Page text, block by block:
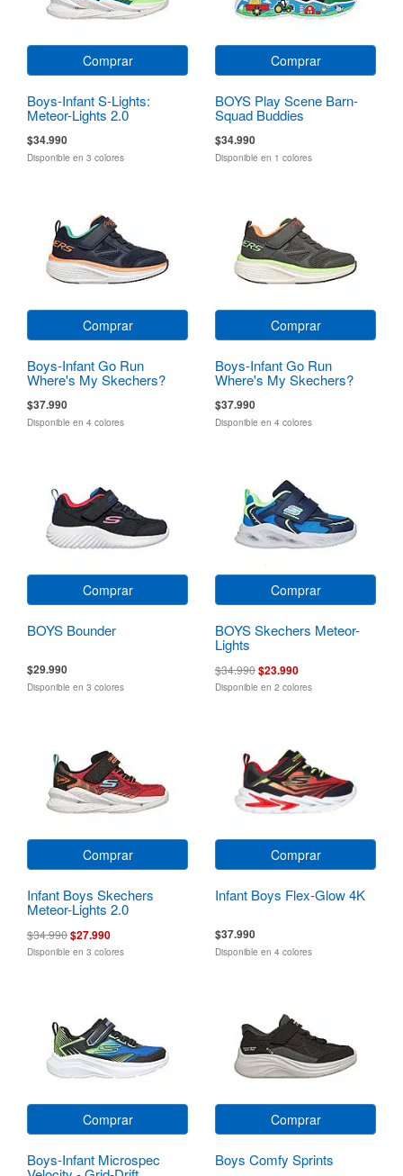
Comprar
Boys-Infant S-Lights:
Meteor-Lights 2.0
$34.990
Disponible en 3 colores
Comprar
BOYS Play Scene Barn-
Squad Buddies
$34.990
Disponible en 1 colores
Comprar
Boys-Infant Go Run
Where's My Skechers?
$37.990
Disponible en 4 colores
Comprar
Boys-Infant Go Run
Where's My Skechers?
$37.990
Disponible en 4 colores
Comprar
BOYS Bounder
$29.990
Disponible en 3 colores
Comprar
BOYS Skechers Meteor-
Lights
$34.990$23.990
Disponible en 2 colores
Comprar
Infant Boys Skechers
Meteor-Lights 2.0
$34.990$27.990
Disponible en 3 colores
Comprar
Infant Boys Flex-Glow 4K
$37.990
Disponible en 4 colores
Comprar
Boys-Infant Microspec
Comprar
Boys Comfy Sprints